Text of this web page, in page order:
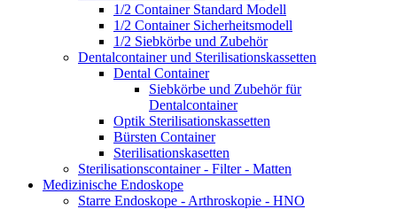
1/2 Container Standard Modell
1/2 Container Sicherheitsmodell
1/2 Siebkörbe und Zubehör
Dentalcontainer und Sterilisationskassetten
Dental Container
Siebkörbe und Zubehör für
Dentalcontainer
Optik Sterilisationskassetten
Bürsten Container
Sterilisationskasetten
Sterilisationscontainer - Filter - Matten
Medizinische Endoskope
Starre Endoskope - Arthroskopie - HNO